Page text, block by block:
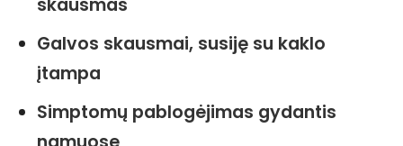
skausmas
Galvos skausmai, susiję su kaklo
įtampa
Simptomų pablogėjimas gydantis